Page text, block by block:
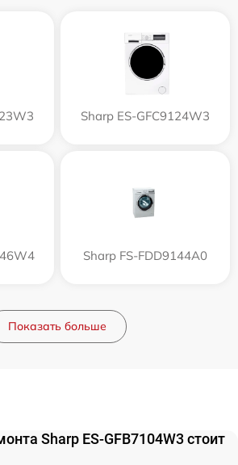
Sharp ES-GFC9124W3
Sharp FS-FDD9144A0
Показать больше
Sharp ES-GFB7104W3 стоит